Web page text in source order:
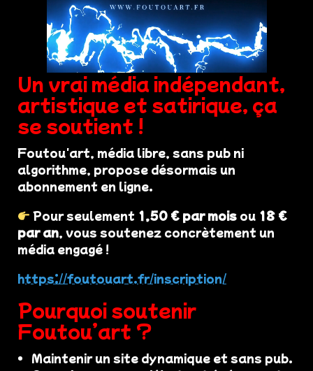
Un vrai média indépendant,
artistique et satirique, ça
se soutient !
Foutou'art, média libre, sans pub ni
algorithme, propose désormais un
abonnement en ligne.
Pour seulement 1,50 € par mois ou 18 €
par an, vous soutenez concrètement un
média engagé !
https://foutouart.fr/inscription/
Pourquoi soutenir
Foutou’art ?
Maintenir un site dynamique et sans pub.